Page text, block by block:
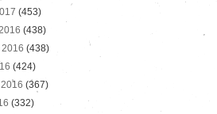
(453)
(438)
(438)
(424)
(367)
(332)